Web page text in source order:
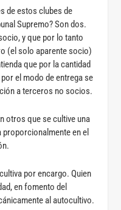
de estos clubes de
Supremo? Son dos.
y que por lo tanto
(el solo aparente socio)
que por la cantidad
el modo de entrega se
a terceros no socios.
otros que se cultive una
en el
por encargo. Quien
en fomento del
al autocultivo.